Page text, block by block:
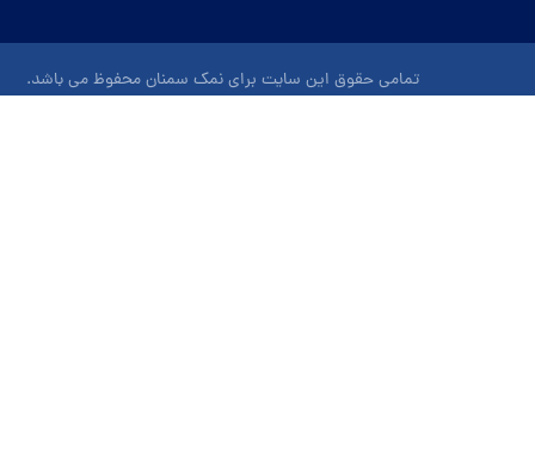
تمامی حقوق این سایت برای نمک سمنان محفوظ می باشد.